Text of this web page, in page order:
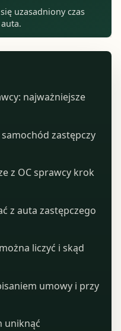
uzasadniony czas
najważniejsze
zastępczy
z OC sprawcy krok
z auta zastępczego
liczyć i skąd
umowy i przy
uniknąć